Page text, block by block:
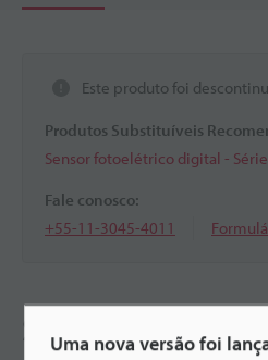
Este produto foi
Produtos Substituíveis
Sensor fotoelétrico digital - Série
Fale conosco:
+55-11-3045-4011
Sensor
Uma nova versão foi